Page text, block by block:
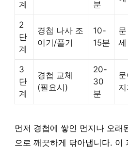
계
분
2
단
계
경첩 나사 조
이기/풀기
10-
15분
세
3
단
계
경첩 교체
(필요시)
20-
30
분
지
먼저 경첩에 쌓인 먼지나 오래
으로 깨끗하게 닦아냅니다. 이